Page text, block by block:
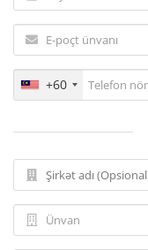
+60